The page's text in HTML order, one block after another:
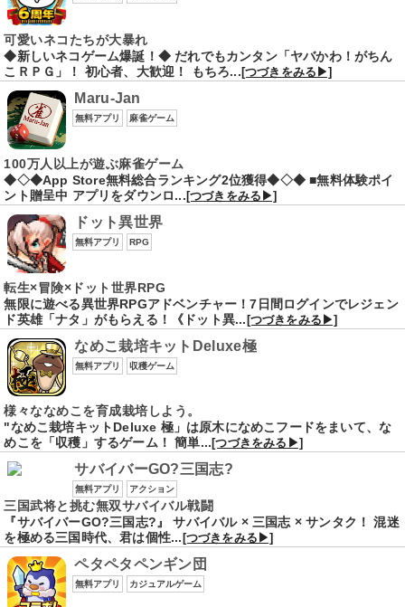
可愛いネコたちが大暴れ
◆新しいネコゲーム爆誕！◆ だれでもカンタン「ヤバかわ！がちん
こＲＰＧ」！ 初心者、大歓迎！ もちろ... [つづきをみる▶]
Maru-Jan
無料アプリ 麻雀ゲーム
100万人以上が遊ぶ麻雀ゲーム
◆◇◆App Store無料総合ランキング2位獲得◆◇◆ ■無料体験ポイ
ント贈呈中 アプリをダウンロ... [つづきをみる▶]
ドット異世界
無料アプリ RPG
転生×冒険×ドット世界RPG
無限に遊べる異世界RPGアドベンチャー！7日間ログインでレジェン
ド英雄「ナタ」がもらえる！《ドット異...[つづきをみる▶]
なめこ栽培キットDeluxe極
無料アプリ 収穫ゲーム
様々ななめこを育成栽培しよう。
"なめこ栽培キットDeluxe 極」は原木になめこフードをまいて、な
めこを「収穫」するゲーム！ 簡単...[つづきをみる▶]
サバイバーGO?三国志?
無料アプリ アクション
三国武将と挑む無双サバイバル戦闘
『サバイバーGO?三国志?』 サバイバル × 三国志 × サンタク！ 混迷
を極める三国時代、君は個性... [つづきをみる▶]
ペタペタペンギン団
無料アプリ カジュアルゲーム